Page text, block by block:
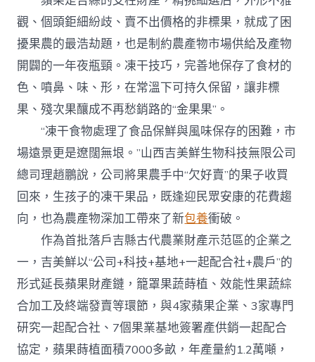
觀、個頭鉅細紛歧、賣不出價格的非標果，就成了困
擾果農的最浩劫題，也是制約農產物市場供給及產物
開闢的一年夜瓶頸。凍干技巧，完善地保存了食材的
色、噴鼻、味、形，在常溫下可持久保留，讓非標
果、殘次果釀成不再愁銷路的“金果果”。
“凍干食物處理了食品保鮮與風味保存的困難，市
場遠景更是遼闊無垠。”山西吉美鮮生物科技無限公司
總司理趙鵬說，公司將果農手中“欠好賣”的果子收買
回來，生孩子的凍干果品，既逢迎民眾安康的花費趨
向，也為農產物深加工帶來了新包養衝破。
作為首批落戶吉縣古代農業財產示范區的企業之
一，吉美鮮以“公司+科技+基地+一起配合社+農戶”的
形式延長蘋果財產鏈，籠罩果蔬蒔植、效能性果蔬綜
合加工及終端發賣等環節，與4家蘋果企業、3家專門
研究一起配合社、7個果業基地簽署產供銷一起配合
協定，蘋果蒔植面積7000多畝，年產量約1.2萬噸，